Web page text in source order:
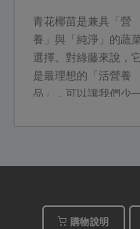
青花椰苗是兼具「營
養」與「純淨」的蔬
選擇。對綠藤來說，它
是最理想的「活營養
品」，可以讓我們少
少一些硝酸鹽的擔憂
更輕鬆，讓健康更簡
購物說明